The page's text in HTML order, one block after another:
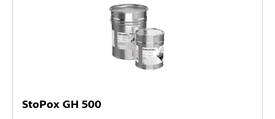
StoPox GH 500